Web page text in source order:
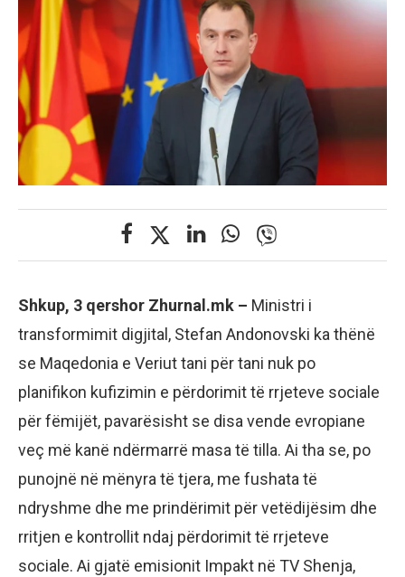
Shkup, 3 qershor Zhurnal.mk – Ministri i
transformimit digjital, Stefan Andonovski ka thënë
se Maqedonia e Veriut tani për tani nuk po
planifikon kufizimin e përdorimit të rrjeteve sociale
për fëmijët, pavarësisht se disa vende evropiane
veç më kanë ndërmarrë masa të tilla. Ai tha se, po
punojnë në mënyra të tjera, me fushata të
ndryshme dhe me prindërimit për vetëdijësim dhe
rritjen e kontrollit ndaj përdorimit të rrjeteve
sociale. Ai gjatë emisionit Impakt në TV Shenja,